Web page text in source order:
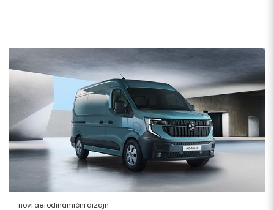
novi aerodinamični dizajn